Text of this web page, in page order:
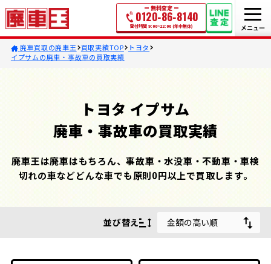
無料査定
0120-86-8140
受付時間 9:00~22:00 (年中無休)
廃車買取の廃車王 買取実績TOP
トヨタ
イプサムの廃車・事故車の買取実績
トヨタ イプサム
廃車・事故車の買取実績
廃車王は廃車はもちろん、事故車・水没車・不動車・車検
切れの車などどんな車でも原則0円以上で買取します。
並び替え 金額の高い順